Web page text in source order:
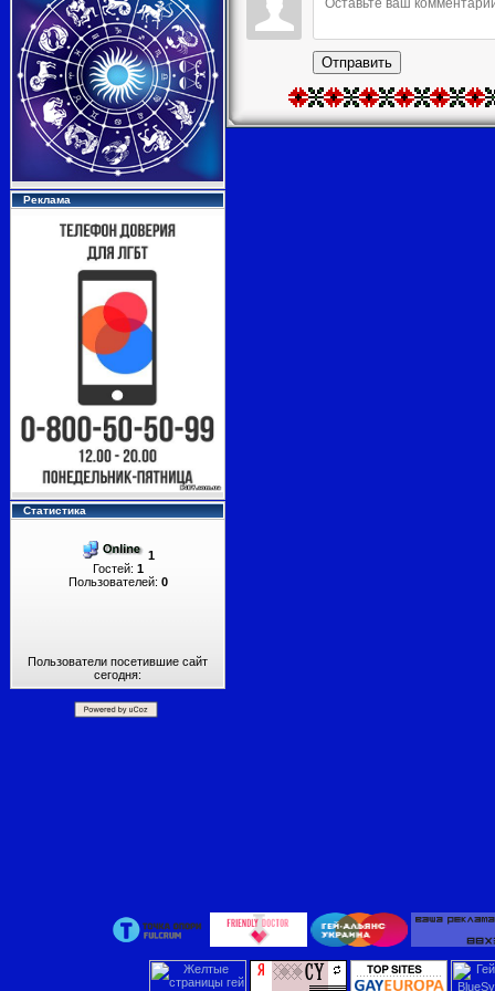
Реклама
Статистика
1
Гостей: 1
Пользователей: 0
Пользователи посетившие сайт
сегодня:
Отправить